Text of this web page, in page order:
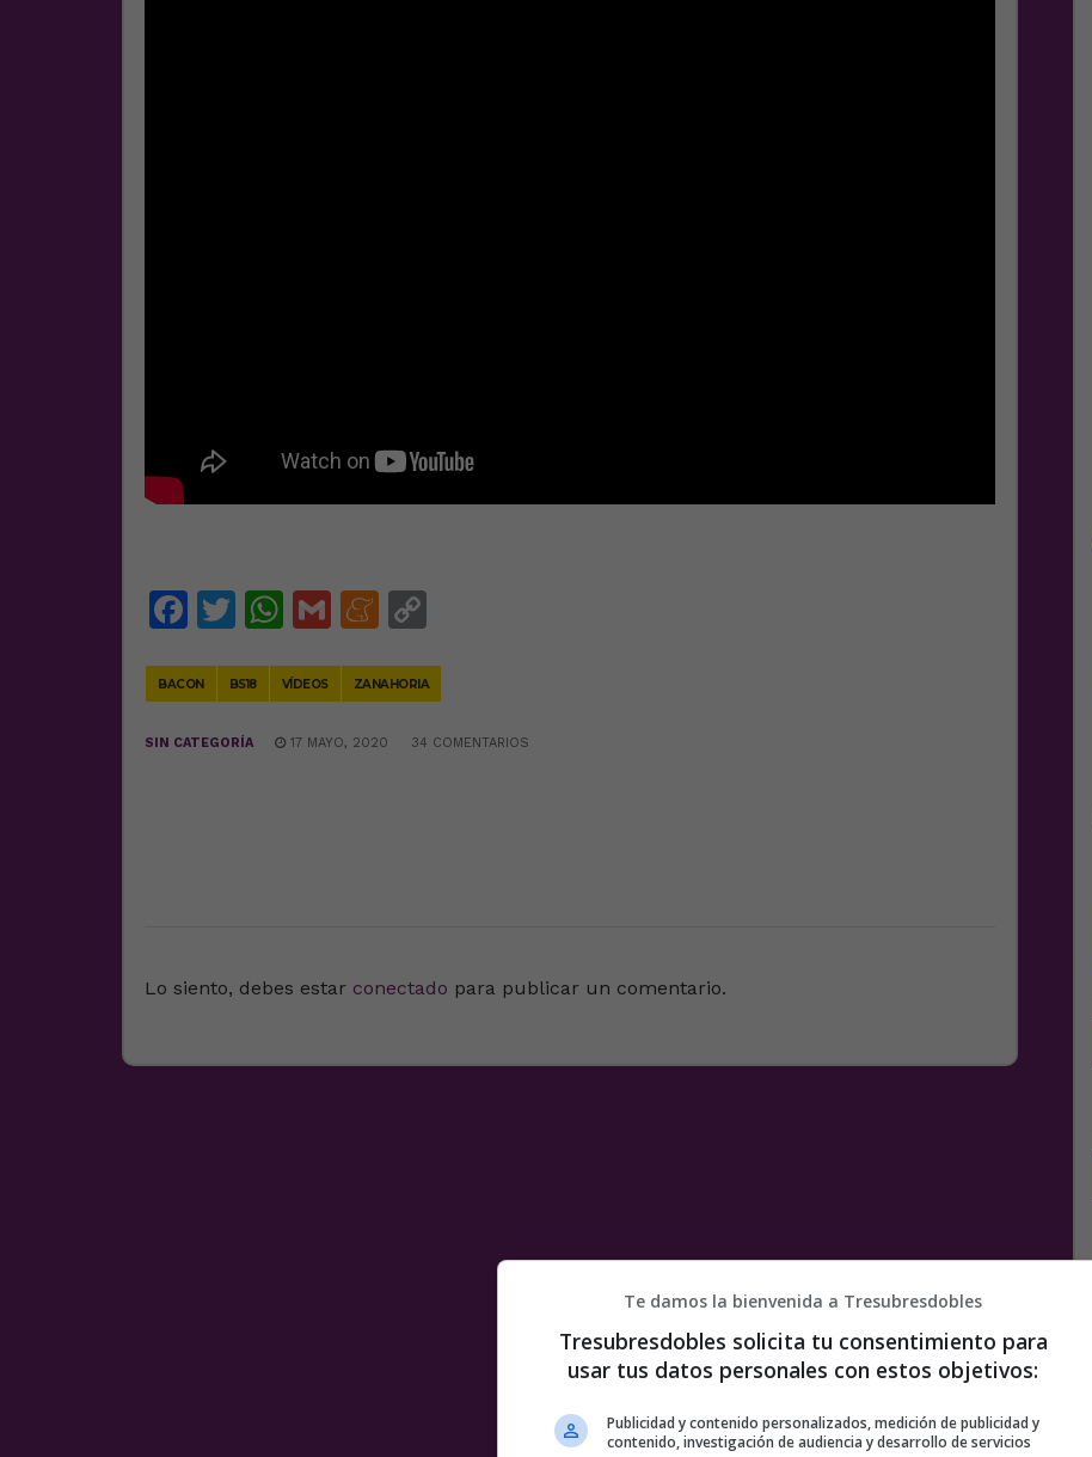
Facebook
Twitter
WhatsApp
GmailMeneame
BACON BS18 VÍDEOS ZANAHORIA
SIN CATEGORÍA 17 MAYO, 2020 34 COMENTARIOS
Lo siento, debes estar conectado para publicar un comentario.
Te damos la bienvenida a Tresubresdobles
Tresubresdobles solicita tu consentimiento para
usar tus datos personales con estos objetivos:
Publicidad y contenido personalizados, medición de publicidad y
contenido, investigación de audiencia y desarrollo de servicios